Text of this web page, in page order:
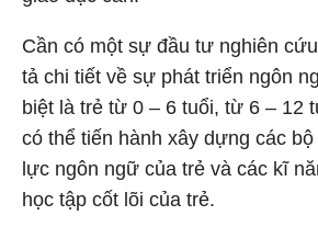
Cần có một sự đầu tư nghiên
tả chi tiết về sự phát triển ngôn
biệt là trẻ từ 0 – 6 tuổi, từ 6 – 12
có thể tiến hành xây dựng các
lực ngôn ngữ của trẻ và các kĩ
học tập cốt lõi của trẻ.